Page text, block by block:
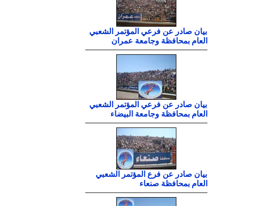
بيان صادر عن فرعي المؤتمر الشعبي
العام بمحافظة وجامعة عمران
بيان صادر عن فرعي المؤتمر الشعبي
العام بمحافظة وجامعة البيضاء
بيان صادر عن فرع المؤتمر الشعبي
العام بمحافظة صنعاء